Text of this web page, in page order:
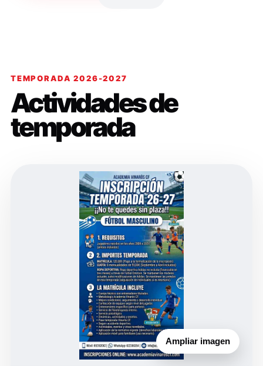
TEMPORADA 2026-2027
Actividades de
temporada
Ampliar imagen